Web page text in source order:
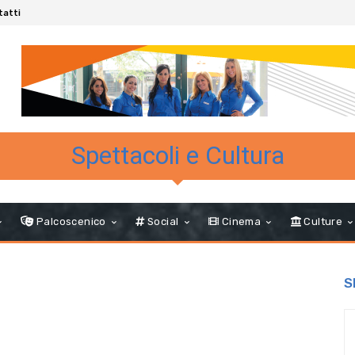
Spettacoli e Cultura
Palcoscenico Social Cinema Culture